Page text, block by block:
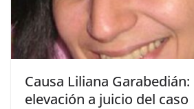
Causa Liliana
elevación a juicio del caso